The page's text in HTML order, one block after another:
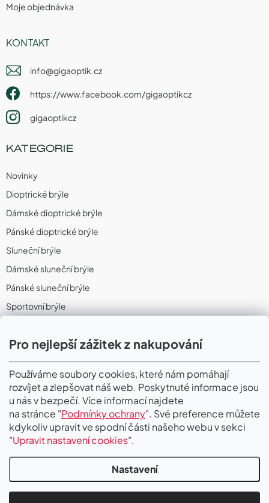
Pro nejlepší zážitek z nakupování
Používáme soubory cookies, které nám pomáhají
rozvíjet a zlepšovat náš web. Poskytnuté informace jsou
u nás v bezpečí. Více informací najdete
na stránce "Podmínky ochrany". Své preference můžete
kdykoliv upravit ve spodní části našeho webu v sekci
"Upravit nastavení cookies".
Nastavení
Moje objednávka
KONTAKT
info@gigaoptik.cz
https://www.facebook.com/gigaoptikcz
gigaoptikcz
KATEGORIE
Novinky
Dioptrické brýle
Dámské dioptrické brýle
Pánské dioptrické brýle
Sluneční brýle
Dámské sluneční brýle
Pánské sluneční brýle
Sportovní brýle
Sportovní dioptrické brýle
II. Jakost
PŘIJÍMÁME ONLINE PLATBY
Copyright 2026Gigaoptik. Všechna práva vyhrazena.Upravit nastavení